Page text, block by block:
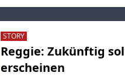
STORY
Reggie: Zukünftig
erscheinen